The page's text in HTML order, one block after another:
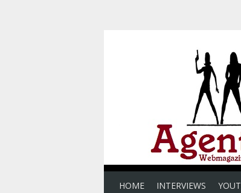
HOME INTERVIEWS